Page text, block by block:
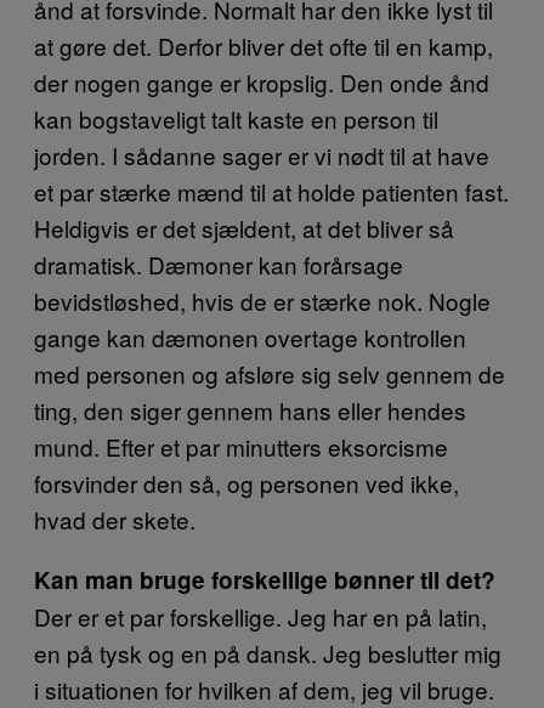
ånd at forsvinde. Normalt har den ikke lyst til
at gøre det. Derfor bliver det ofte til en kamp,
der nogen gange er kropslig. Den onde ånd
kan bogstaveligt talt kaste en person til
jorden. I sådanne sager er vi nødt til at have
et par stærke mænd til at holde patienten fast.
Heldigvis er det sjældent, at det bliver så
dramatisk. Dæmoner kan forårsage
bevidstløshed, hvis de er stærke nok. Nogle
gange kan dæmonen overtage kontrollen
med personen og afsløre sig selv gennem de
ting, den siger gennem hans eller hendes
mund. Efter et par minutters eksorcisme
forsvinder den så, og personen ved ikke,
hvad der skete.
Kan man bruge forskellige bønner til det?
Der er et par forskellige. Jeg har en på latin,
en på tysk og en på dansk. Jeg beslutter mig
i situationen for hvilken af dem, jeg vil bruge.